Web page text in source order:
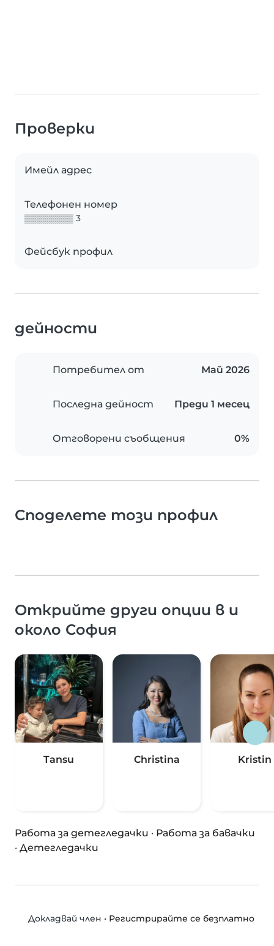
Проверки
Имейл адрес
Телефонен номер
▒▒▒▒▒▒▒▒ 3
Фейсбук профил
дейности
Потребител от Май 2026
Последна дейност Преди 1 месец
Отговорени съобщения 0%
Споделете този профил
Открийте други опции в и
около София
Tansu Christina Kristin
Работа за детегледачки · Работа за бавачки
· Детегледачки
Докладвай член • Регистрирайте се безплатно